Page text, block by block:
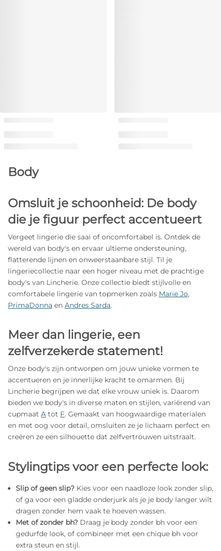
Body
Omsluit je schoonheid: De body
die je figuur perfect accentueert
Vergeet lingerie die saai of oncomfortabel is. Ontdek de
wereld van body's en ervaar ultieme ondersteuning,
flatterende lijnen en onweerstaanbare stijl. Til je
lingeriecollectie naar een hoger niveau met de prachtige
body's van Lincherie. Onze collectie biedt stijlvolle en
comfortabele lingerie van topmerken zoals Marie Jo,
PrimaDonna en Andres Sarda.
Meer dan lingerie, een
zelfverzekerde statement!
Onze body's zijn ontworpen om jouw unieke vormen te
accentueren en je innerlijke kracht te omarmen. Bij
Lincherie begrijpen we dat elke vrouw uniek is. Daarom
bieden we body's in diverse maten en stijlen, variërend van
cupmaat A tot F. Gemaakt van hoogwaardige materialen
en met oog voor detail, omsluiten ze je lichaam perfect en
creëren ze een silhouette dat zelfvertrouwen uitstraalt.
Stylingtips voor een perfecte look:
Slip of geen slip? Kies voor een naadloze look zonder slip,
of ga voor een gladde onderjurk als je je body langer wilt
dragen zonder hem vaak te hoeven wassen.
Met of zonder bh? Draag je body zonder bh voor een
gedurfde look, of combineer met een chique bh voor
extra steun en stijl.